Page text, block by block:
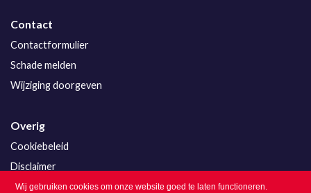
Wij gebruiken cookies om onze website goed te laten functioneren.
Contact
Contactformulier
Schade melden
Wijziging doorgeven
Overig
Cookiebeleid
Disclaimer
Privacy